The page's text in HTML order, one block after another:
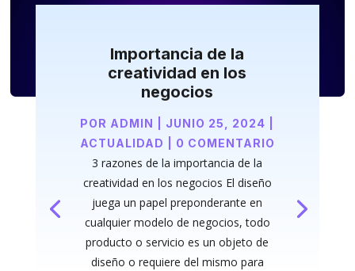
Importancia de la
creatividad en los
negocios
POR ADMIN JUNIO 25, 2024
ACTUALIDAD
| 0 COMENTARIO
3 razones de la importancia de la
creatividad en los negocios El diseño
juega un papel preponderante en
cualquier modelo de negocios, todo
producto o servicio es un objeto de
diseño o requiere del mismo para